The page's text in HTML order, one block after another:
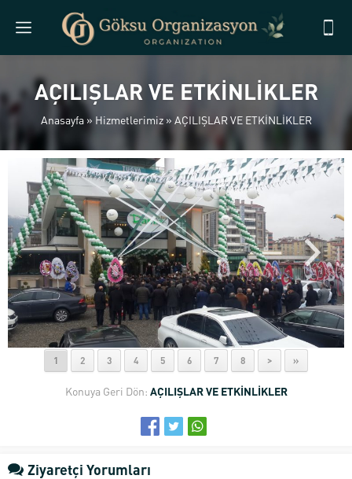
AÇILIŞLAR VE ETKİNLİKLER
Anasayfa» Hizmetlerimiz» AÇILIŞLAR VE ETKİNLİKLER
1 2 3 4 5 6 7 8 > »
Konuya Geri Dön: AÇILIŞLAR VE ETKİNLİKLER
Ziyaretçi Yorumları